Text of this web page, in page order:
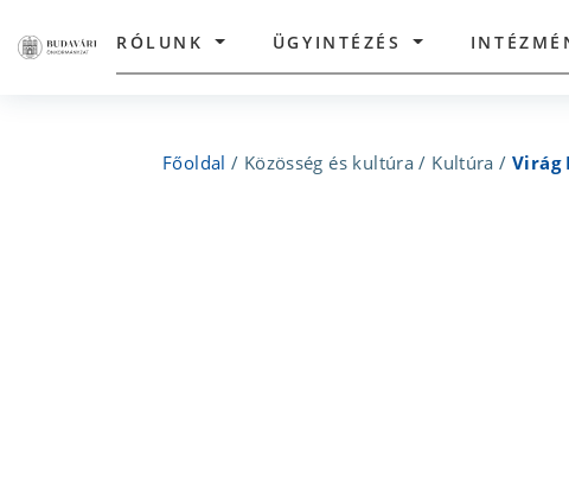
RÓLUNK ÜGYINTÉZÉS
Főoldal / Közösség és kultúra / Kultúra / Virág